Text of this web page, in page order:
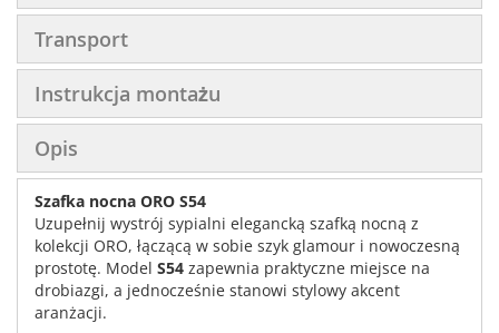
Transport
Instrukcja montażu
Opis
Szafka nocna ORO S54
Uzupełnij wystrój sypialni elegancką szafką nocną z
kolekcji ORO, łączącą w sobie szyk glamour i nowoczesną
prostotę. Model S54 zapewnia praktyczne miejsce na
drobiazgi, a jednocześnie stanowi stylowy akcent
aranżacji.